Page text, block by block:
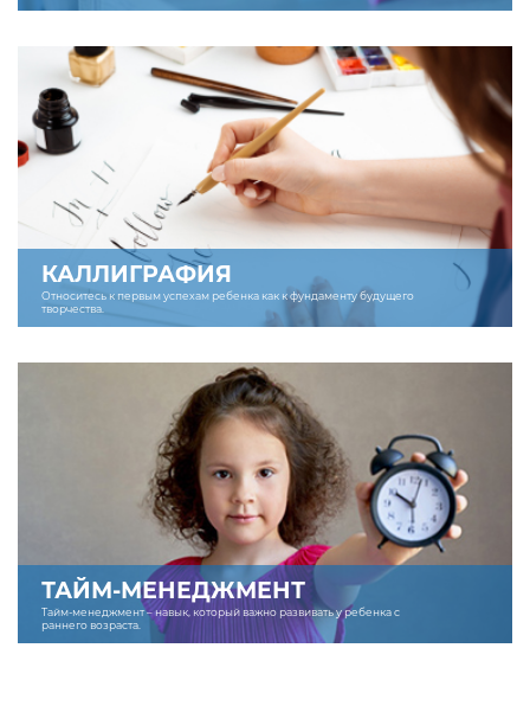
КАЛЛИГРАФИЯ
Относитесь к первым успехам ребенка как к фундаменту будущего
творчества.
ТАЙМ-МЕНЕДЖМЕНТ
Тайм-менеджмент – навык, который важно развивать у ребенка с
раннего возраста.